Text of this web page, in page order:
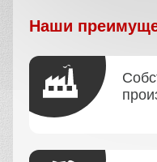
Наши